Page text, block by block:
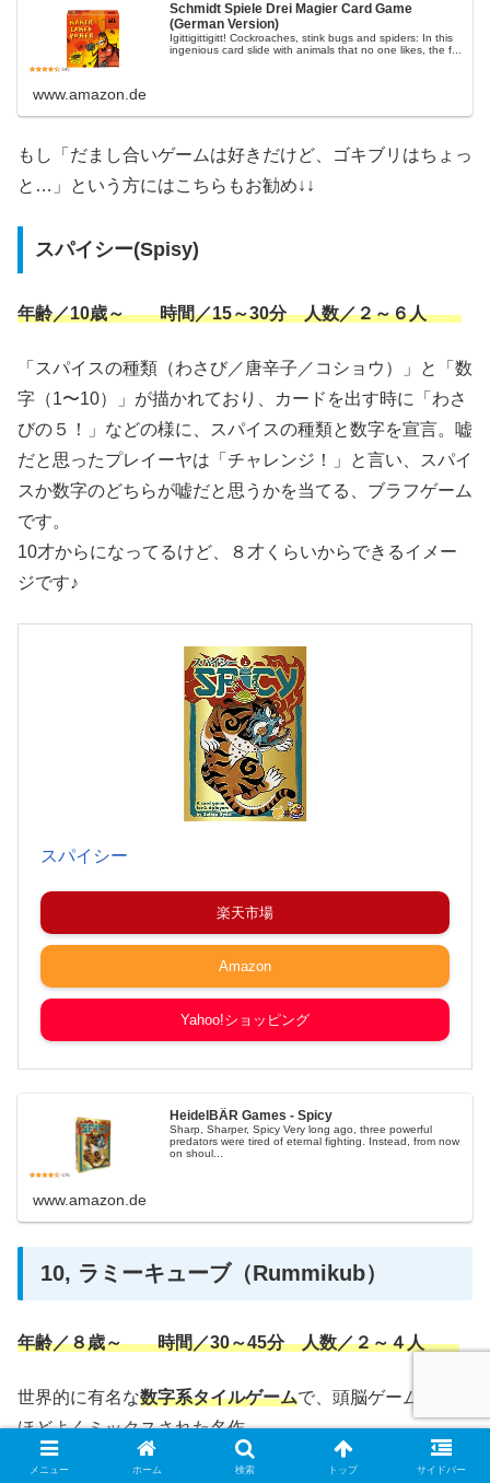
Schmidt Spiele Drei Magier Card Game
(German Version)
Igittigittigitt! Cockroaches, stink bugs and spiders: In this
ingenious card slide with animals that no one likes, the f...
www.amazon.de
もし「だまし合いゲームは好きだけど、ゴキブリはちょっ
と…」という方にはこちらもお勧め↓↓
スパイシー(Spisy)
年齢／10歳～ 時間／15～30分 人数／２～６人
「スパイスの種類（わさび／唐辛子／コショウ）」と「数
字（1〜10）」が描かれており、カードを出す時に「わさ
びの５！」などの様に、スパイスの種類と数字を宣言。嘘
だと思ったプレイーヤは「チャレンジ！」と言い、スパイ
スか数字のどちらが嘘だと思うかを当てる、ブラフゲーム
です。
10才からになってるけど、８才くらいからできるイメー
ジです♪
スパイシー
楽天市場
Amazon
Yahoo!ショッピング
HeidelBÄR Games - Spicy
Sharp, Sharper, Spicy Very long ago, three powerful
predators were tired of eternal fighting. Instead, from now
on shoul...
www.amazon.de
10, ラミーキューブ（Rummikub）
年齢／８歳～ 時間／30～45分 人数／２～４人
世界的に有名な数字系タイルゲームで、頭脳ゲームと運が
ほどよくミックスされた名作。
順番にタイルをテーブルに置き、
数字の列や組み合わせを
メニュー ホーム 検索 トップ サイドバー